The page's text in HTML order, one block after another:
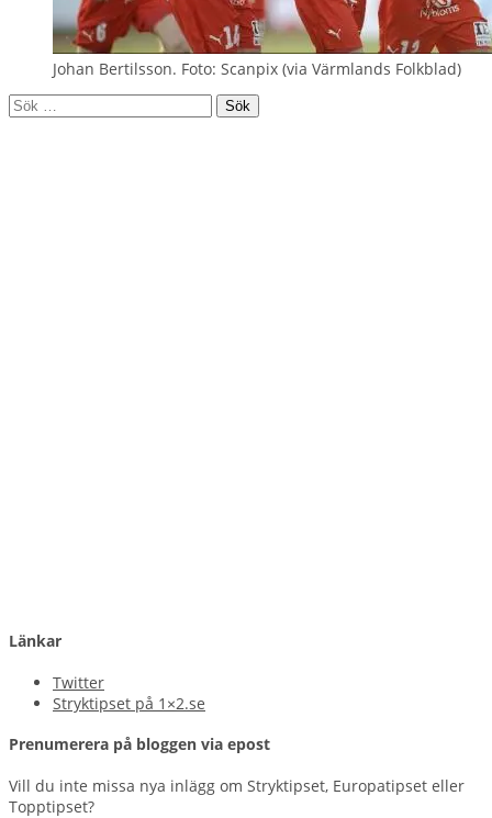
Johan Bertilsson. Foto: Scanpix (via Värmlands Folkblad)
Sök
Länkar
Twitter
Stryktipset på 1×2.se
Prenumerera på bloggen via epost
Vill du inte missa nya inlägg om Stryktipset, Europatipset eller
Topptipset?